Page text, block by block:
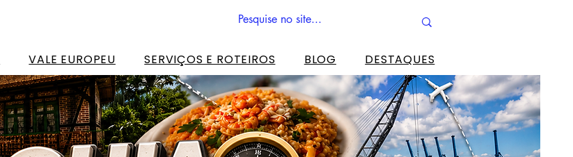
VALE EUROPEU SERVIÇOS E ROTEIROS BLOG DESTAQUES